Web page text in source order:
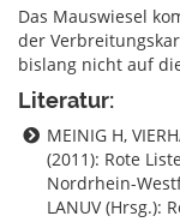
Das Mauswiesel
der
bislang nicht auf
Literatur:
MEINIG H,
(2011): Rote
Nordrhein-
LANUV (Hrsg.):